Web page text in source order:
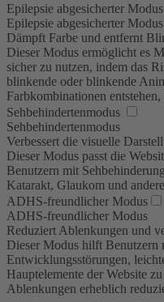
Epilepsie abgesicherter Modus
Epilepsie abgesicherter Modus
Dämpft Farbe und entfernt
Dieser Modus ermöglicht es
sicher zu nutzen, indem das
blinkende oder blinkende
Farbkombinationen
Sehbehindertenmodus
Sehbehindertenmodus
Verbessert die visuelle
Dieser Modus passt die
Benutzern mit
Katarakt, Glaukom und
ADHS-freundlicher Modus
ADHS-freundlicher Modus
Reduziert Ablenkungen und
Dieser Modus hilft
Entwicklungsstörungen,
Hauptelemente der Website
Ablenkungen erheblich